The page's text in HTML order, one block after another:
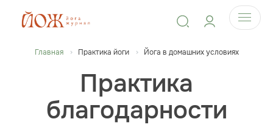
Главная Практика йоги Йога в домашних условиях
Практика
благодарности